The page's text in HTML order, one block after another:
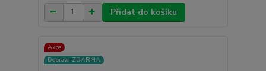
Přidat do košíku
Akce
Doprava ZDARMA